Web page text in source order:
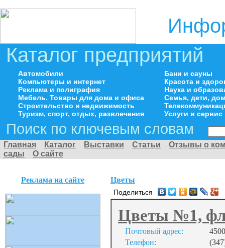
Каталог предприятий
Автомобили
Компьютеры и интернет
Реклама и полиграфия
Мебель. Товары для дома и офиса
Строительство и недвижимость
Туризм, спорт, отдых, развлечения
Бани и сауны
Красота и
Наука и
Семья, дети,
Услуги и сервис
Поиск по ключевым словам
Главная Каталог Выставки Статьи
Отзывы о
сады
О сайте
Реклама на сайте Цветы
Поделиться
Цветы №1,
Почтовый адрес:
Телефон: